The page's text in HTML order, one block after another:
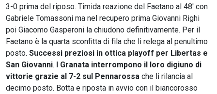
3-0 prima del riposo. Timida reazione del Faetano al 48' con
Gabriele Tomassoni ma nel recupero prima Giovanni Righi
poi Giacomo Gasperoni la chiudono definitivamente. Per il
Faetano è la quarta sconfitta di fila che li relega al penultimo
posto. Successi preziosi in ottica playoff per Libertas e
San Giovanni. I Granata interrompono il loro digiuno di
vittorie grazie al 7-2 sul Pennarossa che li rilancia al
decimo posto. Botta e riposta in avvio con il biancorosso